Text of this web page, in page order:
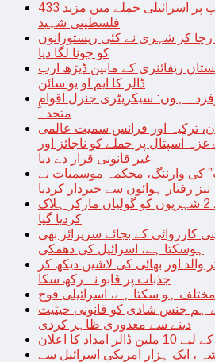
غزہ کے پناہ گزین کیمپ پر اسرائیلی حملے میں مزید 433
فلسطینی شہید
رچا کر شہری نے کئی ریستورانوں
کو چونا لگا دیا
ریفائنری کے مابین ڈیڑھ ارب
ڈالر کا ایم او یو سائن
ہوں: سیکریٹری جنرل اقوامِ
متحدہ
ترکیہ اور فرانس سمیت عالمی
اسپتال پر حملے کو ناجائز اور
غیر قانونی قرار دے دیا
کی وارننگ، محکمہ موسمیات نے
تیز رفتار ہوائوں سے خبردار کردیا
بیلجیئم میں سویڈن کے 2 شہریوں کو گولیاں مارکر ہلاک
کردیا گیا
کارروائی کے بجائے سرپرائز بھی
ہوسکتا ہے، اسرائیل کی دھمکی
والد اور بھائی کی لاشیں دیکھ کر
جذبات پر قابو نہ رکھ سکا
ہو سکتا ہے، اسرائیلی فوج
ہم جنس شادی کو قانونی حیثیت
دینے سے معذوری ظاہر کردی
کا اعلان
، ایک ہزار امریکی اسرائیل سے